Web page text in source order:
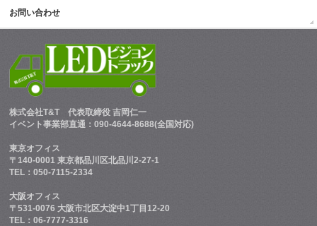
お問い合わせ
株式会社T&T 代表取締役 吉岡仁一
イベント事業部直通：090-4644-8688(全国対応)
東京オフィス
〒140-0001 東京都品川区北品川2-27-1
TEL：050-7115-2334
大阪オフィス
〒531-0076 大阪市北区大淀中1丁目12-20
TEL：06-7777-3316